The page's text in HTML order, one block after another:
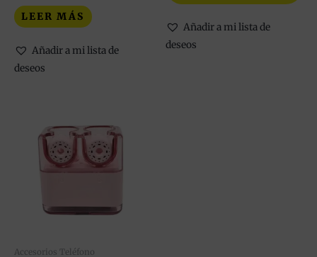
LEER MÁS
Añadir a mi lista de
deseos
Añadir a mi lista de
deseos
Accesorios Teléfono